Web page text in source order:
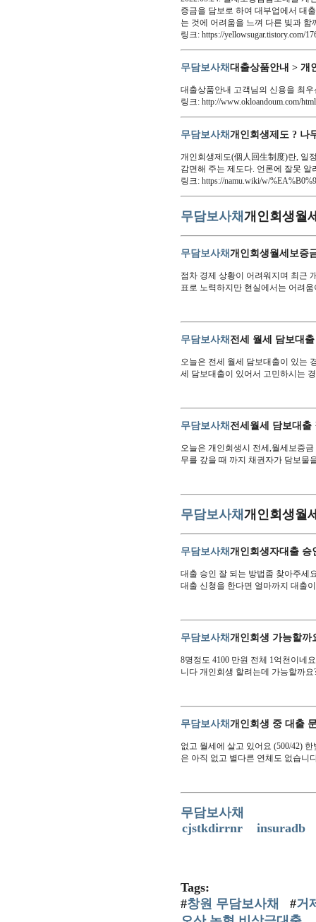
증금을 담보로 하여 대부업에서 대
는 것에 어려움을 느껴 다른 빚과
링크: https://yellowsugar.tistory.com/
무담보사채대출상품안내 > 개
대출상품안내 고객님의 신용을 최
링크: http://www.okloandoum.com/
무담보사채개인회생제도 ? 나
개인회생제도(個人回生制度)란, 일
감면해 주는 제도다. 언론에 잘못
링크: https://namu.wiki/w/
무담보사채 개인회생월
무담보사채개인회생월세보증
점차 경제 상황이 어려워지며 최근
표로 노력하지만 현실에서는 어려
무담보사채 전세 월세 담보대
오늘은 전세 월세 담보대출이 있는
세 담보대출이 있어서 고민하시는
무담보사채 전세월세 담보대출
오늘은 개인회생시 전세,월세보증
무를 갚을 때 까지 채권자가 담보물
무담보사채 개인회생월
무담보사채개인회생자대출 승
대출 승인 잘 되는 방법좀 찾아주세
대출 신청을 한다면 얼마까지 대출
무담보사채개인회생 가능할까
8명정도 4100 만원 전체 1억천이네
니다 개인회생 할려는데 가능할까요
무담보사채개인회생 중 대출
없고 월세에 살고 있어요 (500/42)
은 아직 없고 별다른 연체도 없습니
무담보사채
cjstkdirrnr
insuradb
Tags:
#창원 무담보사채 #거